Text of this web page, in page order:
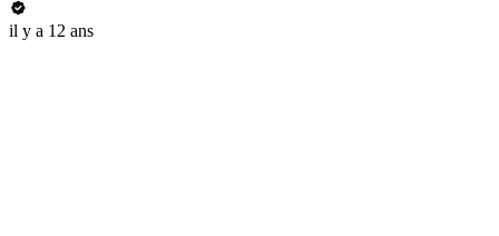
il y a 12 ans